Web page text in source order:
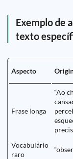
Exemplo de
texto
Aspecto
Frase longa
“Ao
Vocabulário
raro